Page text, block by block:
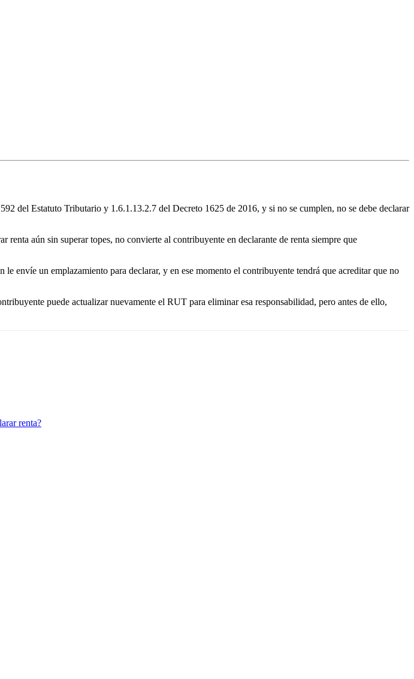
del Estatuto Tributario y 1.6.1.13.2.7 del Decreto 1625 de 2016, y si no se cumplen, no se debe declarar
aún sin superar topes, no convierte al contribuyente en declarante de renta siempre que
envíe un emplazamiento para declarar, y en ese momento el contribuyente tendrá que acreditar que no
puede actualizar nuevamente el RUT para eliminar esa responsabilidad, pero antes de ello,
renta?